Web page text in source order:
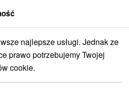
Park rowerowy Malinô Brdo
Brdo
najlepsze usługi. Jednak ze
prawo potrzebujemy Twojej
cookie.